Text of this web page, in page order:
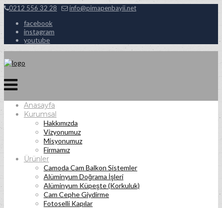
0212 556 32 28 info@pimapenbayii.net
facebook
instagram
youtube
Anasayfa
Kurumsal
Hakkımızda
Vizyonumuz
Misyonumuz
Firmamız
Ürünler
Camoda Cam Balkon Sistemler
Alüminyum Doğrama İşleri
Alüminyum Küpeşte (Korkuluk)
Cam Cephe Giydirme
Fotoselli Kapılar